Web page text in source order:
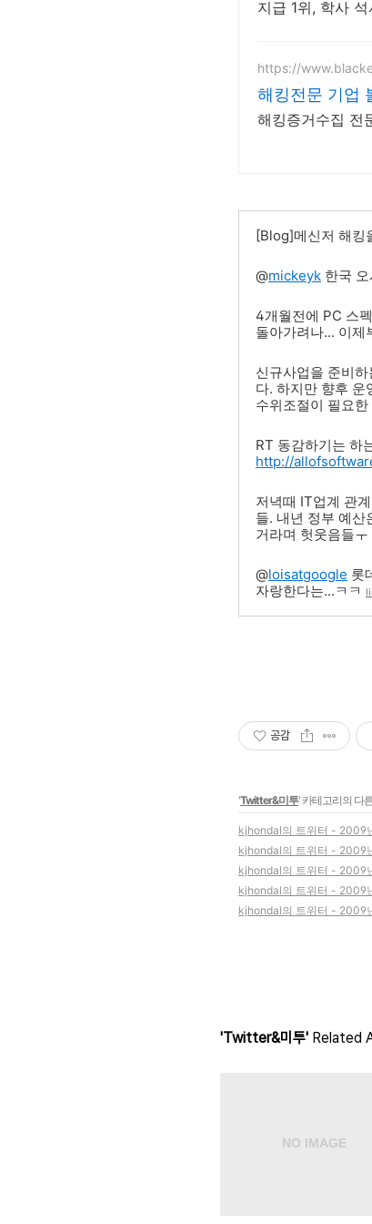
지급 1위, 학사
https://
해킹전문 기업
해킹증거수집 전
[Blog]메신저 해킹
@mickeyk 한국
4개월전에 PC 스
돌아가려나... 이제
신규사업을 준비
다. 하지만 향후 운
수위조절이 필요한
RT 동감하기는 하
http://
저녁때 IT업계 관
들. 내년 정부 예산
거라며 헛웃음들ㅜ
@loisatgoogle 롯
자랑한다는...ㅋㅋ
공감
'Twitter&미투' 카테고리의 다
kjhondal의 트위터 - 2009
kjhondal의 트위터 - 2009
kjhondal의 트위터 - 2009
kjhondal의 트위터 - 2009
kjhondal의 트위터 - 2009
'Twitter&미투' Related